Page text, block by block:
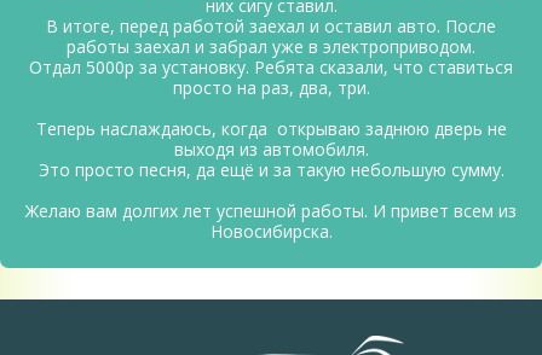
них сигу ставил.
В итоге, перед работой заехал и оставил авто. После
работы заехал и забрал уже в электроприводом.
Отдал 5000р за установку. Ребята сказали, что ставиться
просто на раз, два, три.
Теперь наслаждаюсь, когда открываю заднюю дверь не
выходя из автомобиля.
Это просто песня, да ещё и за такую небольшую сумму.
Желаю вам долгих лет успешной работы. И привет всем из
Новосибирска.